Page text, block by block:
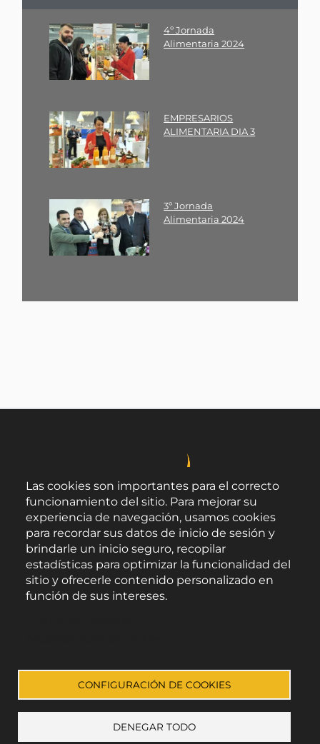
4º Jornada
Alimentaria 2024
EMPRESARIOS
ALIMENTARIA DIA 3
3º Jornada
Alimentaria 2024
Aviso legal-Política de privacidad-
Accesibilidad
Las cookies son importantes para el correcto
funcionamiento del sitio. Para mejorar su
experiencia de navegación, usamos cookies
para recordar sus datos de inicio de sesión y
brindarle un inicio seguro, recopilar
estadísticas para optimizar la funcionalidad del
sitio y ofrecerle contenido personalizado en
función de sus intereses.
CONFIGURACIÓN DE COOKIES
DENEGAR TODO